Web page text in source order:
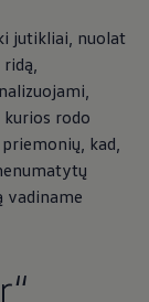
jutikliai, nuolat
rodo
kad,
vadiname